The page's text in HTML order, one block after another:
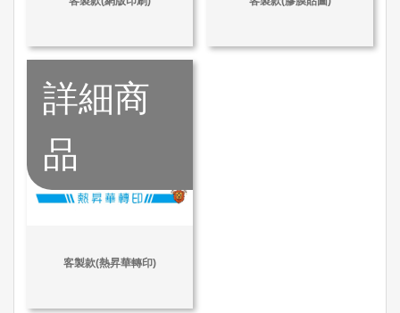
詳細商
品
客製款(熱昇華轉印)